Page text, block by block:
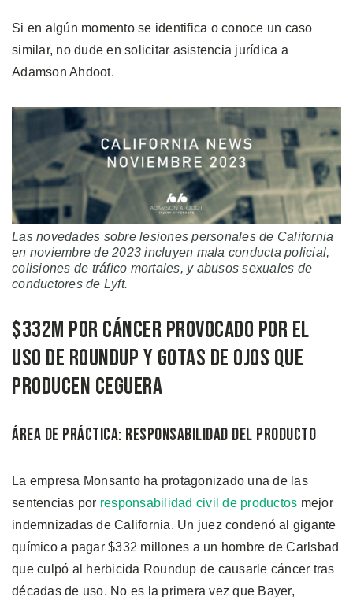
Si en algún momento se identifica o conoce un caso
similar, no dude en solicitar asistencia jurídica a
Adamson Ahdoot.
Las novedades sobre lesiones personales de California
en noviembre de 2023 incluyen mala conducta policial,
colisiones de tráfico mortales, y abusos sexuales de
conductores de Lyft.
$332M por Cáncer Provocado por el
Uso de Roundup y Gotas de Ojos que
Producen Ceguera
Área de Práctica: Responsabilidad del Producto
La empresa Monsanto ha protagonizado una de las
sentencias por responsabilidad civil de productos mejor
indemnizadas de California. Un juez condenó al gigante
químico a pagar $332 millones a un hombre de Carlsbad
que culpó al herbicida Roundup de causarle cáncer tras
décadas de uso. No es la primera vez que Bayer,